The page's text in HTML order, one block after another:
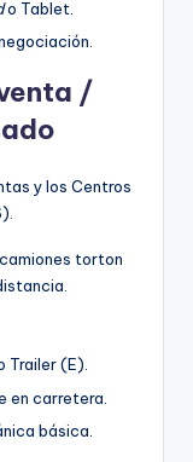
o Tablet.
/
y los Centros
torton
Trailer (E).
en carretera.
básica.